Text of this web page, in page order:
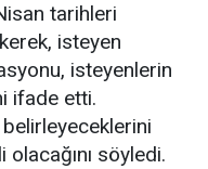
tarihleri
isteyen
isteyenlerin
ifade etti.
olacağını söyledi.